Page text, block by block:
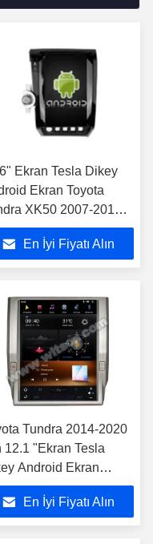
Ekran Tesla Dikey
Ekran Toyota
XK50 2007-2013
XK60 2008 -
Araç Multimedya
GPS Carplay
En İyi Fiyatı Alın
Tundra 2014-2020
12.1 "Ekran Tesla
Android Ekran
Multimedya Stereo
En İyi Fiyatı Alın